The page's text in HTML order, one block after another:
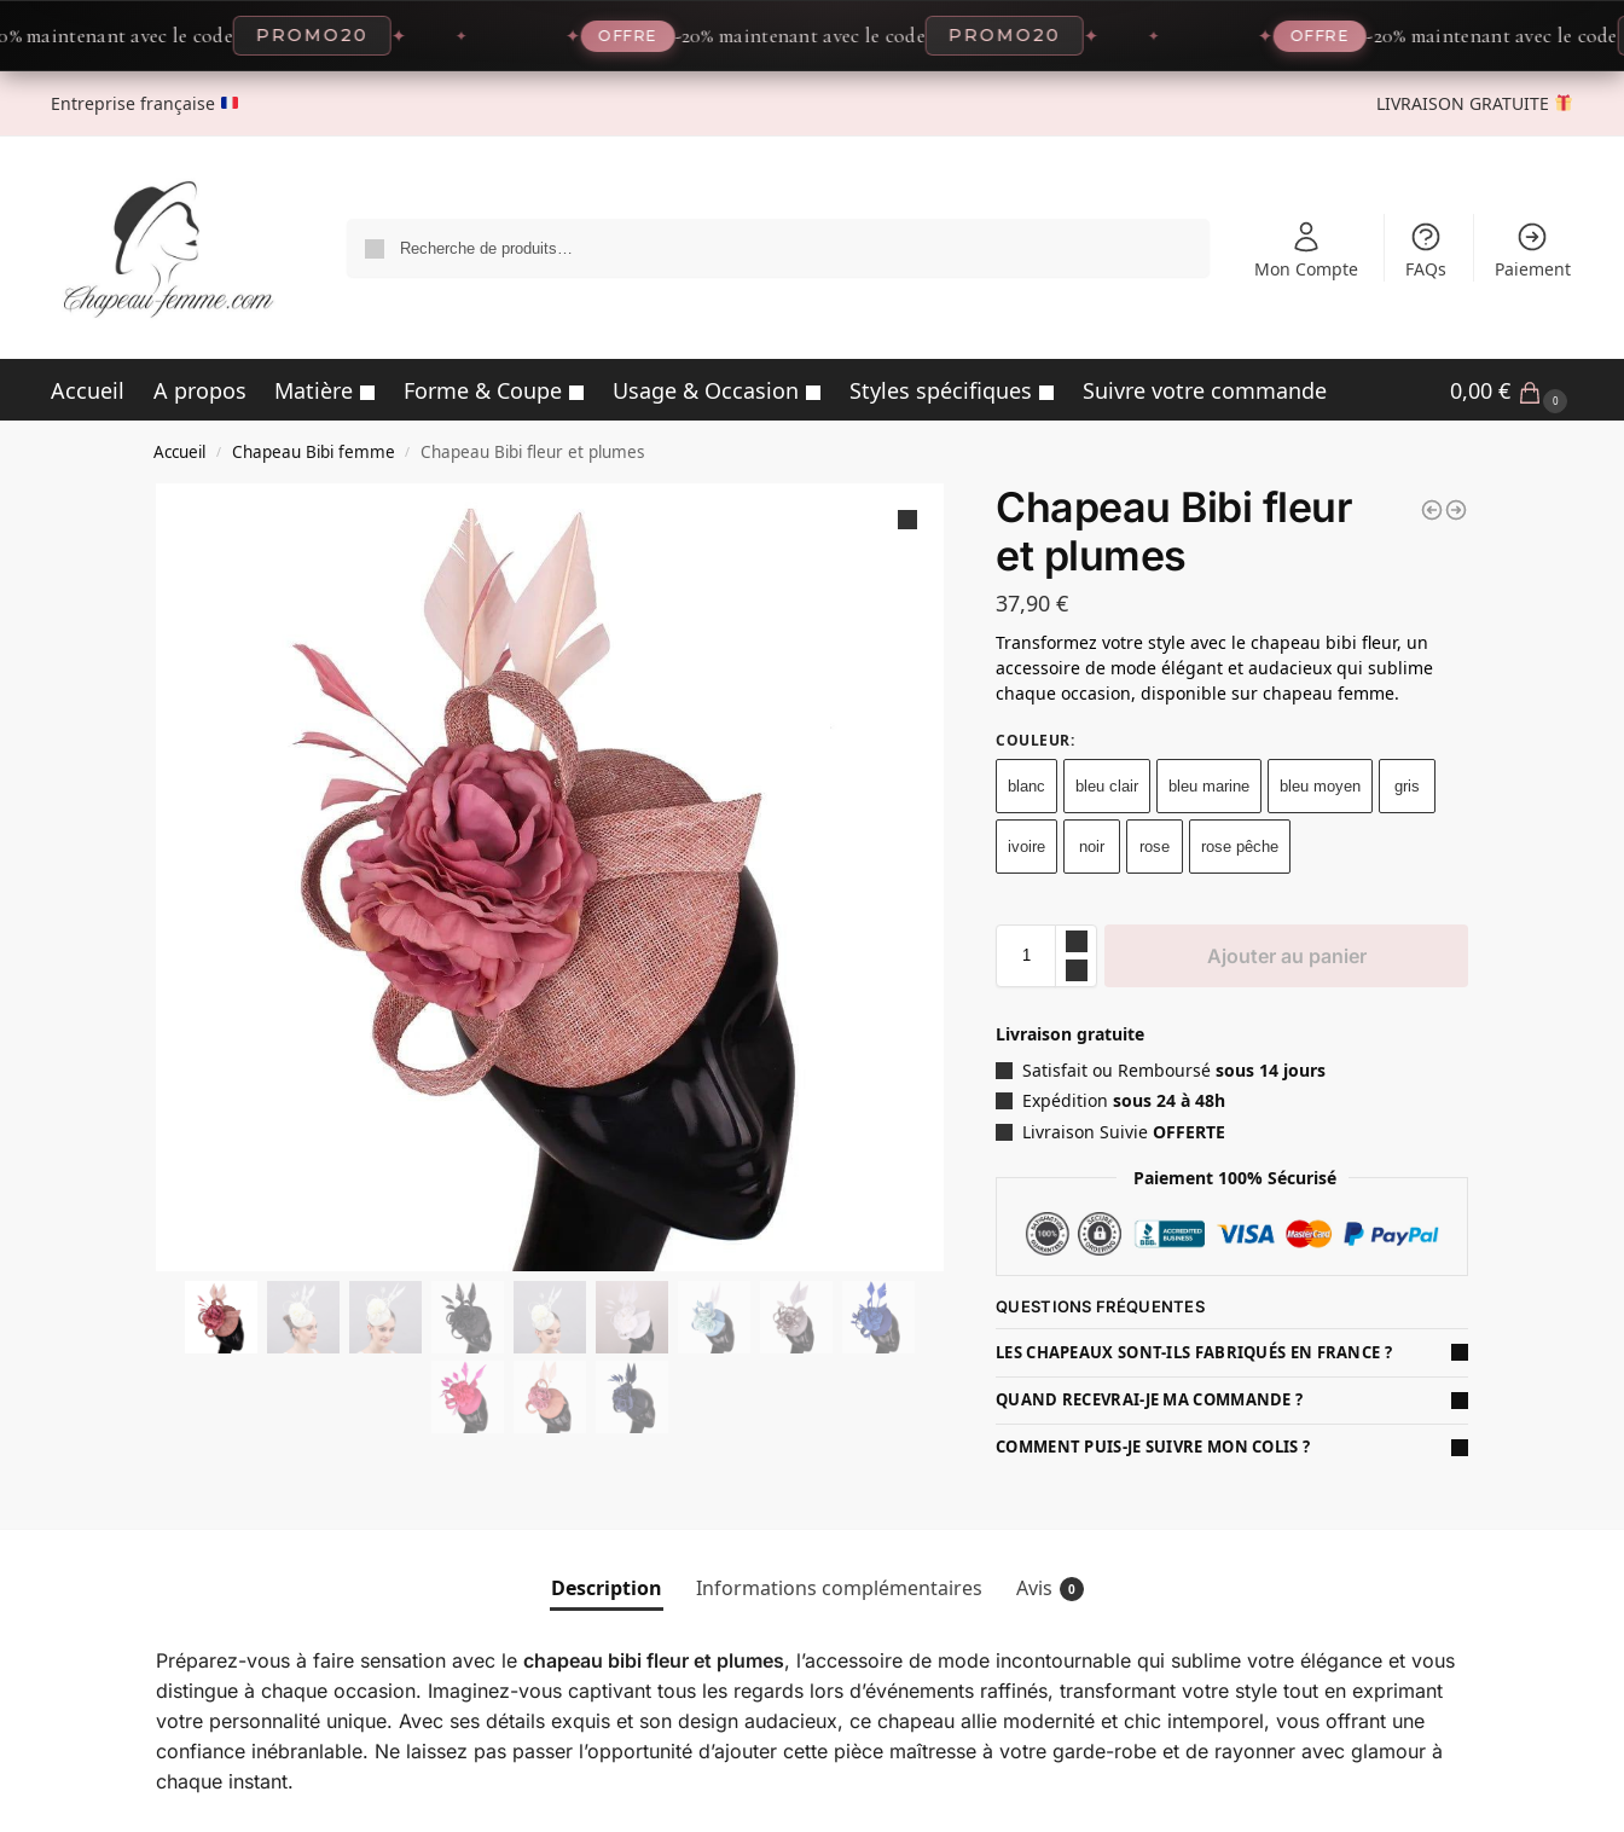
avec le code PROMO20 ✦ OFFRE -20% maintenant avec le code PROMO20 ✦ OFFRE -20% maintenant avec le code
Entreprise française LIVRAISON GRATUITE
Mon Compte FAQs Paiement
Accueil A propos Matière Forme & Coupe Usage & Occasion Styles spécifiques Suivre votre commande 0,00€ 0
Accueil / Chapeau Bibi femme / Chapeau Bibi fleur et plumes
Chapeau Bibi fleur
et plumes
37,90€
Transformez votre style avec le chapeau bibi fleur, un
accessoire de mode élégant et audacieux qui sublime
chaque occasion, disponible sur chapeau femme.
COULEUR:
blanc bleu clair bleu marine bleu moyen gris
ivoire noir rose rose pêche
Ajouter au panier
Livraison gratuite
Satisfait ou Remboursésous 14 jours
Expédition sous 24 à 48h
Livraison SuivieOFFERTE
Paiement 100% Sécurisé
QUESTIONS FRÉQUENTES
LES CHAPEAUX SONT-ILS FABRIQUÉS EN FRANCE ?
QUAND RECEVRAI-JE MA COMMANDE ?
COMMENT PUIS-JE SUIVRE MON COLIS ?
Description Informations complémentaires Avis 0
Préparez-vous à faire sensation avec le chapeau bibi fleur et plumes, l’accessoire de mode incontournable qui sublime votre élégance et vous
distingue à chaque occasion. Imaginez-vous captivant tous les regards lors d’événements raffinés, transformant votre style tout en exprimant
votre personnalité unique. Avec ses détails exquis et son design audacieux, ce chapeau allie modernité et chic intemporel, vous offrant une
confiance inébranlable. Ne laissez pas passer l’opportunité d’ajouter cette pièce maîtresse à votre garde-robe et de rayonner avec glamour à
chaque instant.